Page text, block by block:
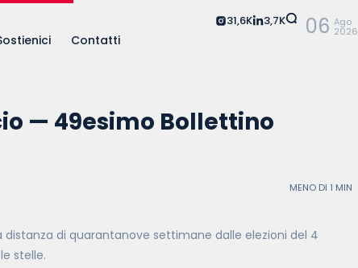
Contatti
31,6K 3,7K 06 Ago
2026
— 49esimo Bollettino
MENO DI 1 MIN
distanza di quarantanove settimane dalle elezioni del 4
stelle.